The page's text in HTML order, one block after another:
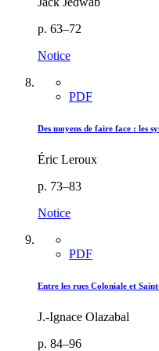
p. 63–72
Notice
PDF
Des moyens de faire face : les
Éric Leroux
p. 73–83
Notice
PDF
Entre les rues Coloniale et
J.-Ignace Olazabal
p. 84–96